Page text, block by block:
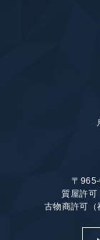
〒
質屋許可
古物商許可